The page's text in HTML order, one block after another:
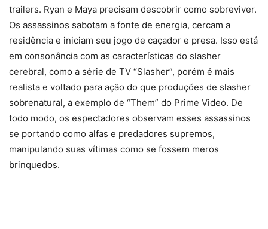
trailers. Ryan e Maya precisam descobrir como sobreviver.
Os assassinos sabotam a fonte de energia, cercam a
residência e iniciam seu jogo de caçador e presa. Isso está
em consonância com as características do slasher
cerebral, como a série de TV “Slasher”, porém é mais
realista e voltado para ação do que produções de slasher
sobrenatural, a exemplo de “Them” do Prime Video. De
todo modo, os espectadores observam esses assassinos
se portando como alfas e predadores supremos,
manipulando suas vítimas como se fossem meros
brinquedos.